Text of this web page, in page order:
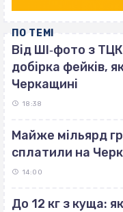
ПО ТЕМІ
Від ШІ‐фото з
добірка фейків,
Черкащині
18:38
Майже мільярд
сплатили на
14:00
До 12 кг з куща: